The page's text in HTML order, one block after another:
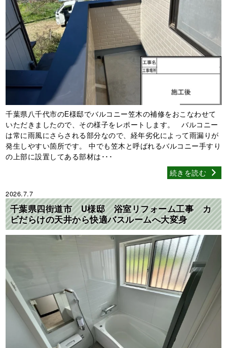
千葉県八千代市のE様邸でバルコニー笠木の補修をおこなわせて
いただきましたので、その様子をレポートします。 バルコニー
は常に雨風にさらされる部分なので、経年劣化によって雨漏りが
発生しやすい箇所です。 中でも笠木と呼ばれるバルコニー手すり
の上部に設置してある部材は･･･
続きを読む
2026.7.7
千葉県四街道市 U様邸 浴室リフォーム工事 カ
ビだらけの天井から快適バスルームへ大変身